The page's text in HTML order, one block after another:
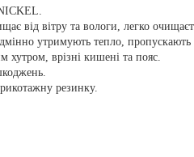
від вітру та вологи, легко
утримують тепло,
врізні кишені та пояс.
резинку.